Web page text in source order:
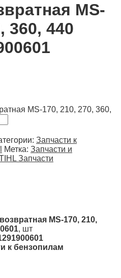
MS-
360, 440
MS-170, 210, 270, 360,
Запчасти к
Метка: Запчасти и
Запчасти
MS-170, 210,
, шт
к бензопилам